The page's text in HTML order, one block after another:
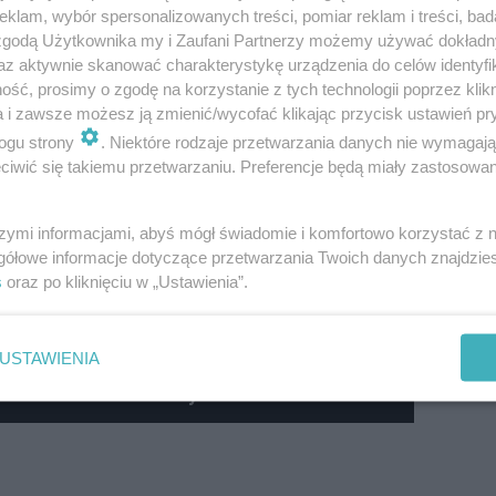
nie spodziewam się że chciała ona odegrać w tych
jest taki, że pani Maja Adamczyk chce się
jest takim początkiem jej działalności.
chęci startu w wyborach pani Joanny Czerskiej-
nazwiska, zobaczyli jedną kobietę przy dwóch
kojarzy i Łukasza Schreibera również. Jeśli
działalności aż tak dobrze rozpoznawalna nie jest
i nie ma doświadczenia w sferze publicznej, to
Giełda Płyt
wybór spersonalizowanych treści, pomiar reklam i treści,
Użytkownika my i Zaufani Partnerzy możemy używać
aktywnie skanować charakterystykę urządzenia do celów
prosimy o zgodę na korzystanie z tych technologii poprzez
i zawsze możesz ją zmienić/wycofać klikając przycisk ustawień
strony
. Niektóre rodzaje przetwarzania danych nie
się takiemu przetwarzaniu. Preferencje będą miały
informacjami, abyś mógł świadomie i komfortowo korzystać z
informacje dotyczące przetwarzania Twoich danych
oraz po kliknięciu w „Ustawienia”.
USTAWIENIA